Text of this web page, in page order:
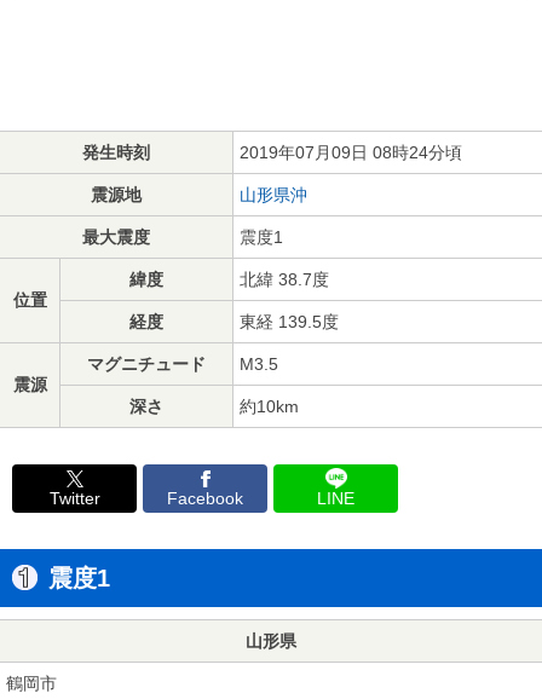
発生時刻 2019年07月09日 08時24分頃
震源地 山形県沖
最大震度 震度1
位置
緯度 北緯 38.7度
経度 東経 139.5度
震源
マグニチュード M3.5
深さ 約10km
Twitter Facebook LINE
震度1
山形県
鶴岡市